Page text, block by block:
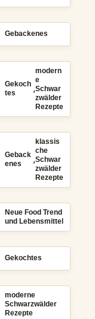
Gebackenes
Gekoch
tes
,
modern
e
Schwar
zwälder
Rezepte
Geback
enes
,
klassis
che
Schwar
zwälder
Rezepte
Neue Food Trend
und Lebensmittel
Gekochtes
moderne
Schwarzwälder
Rezepte